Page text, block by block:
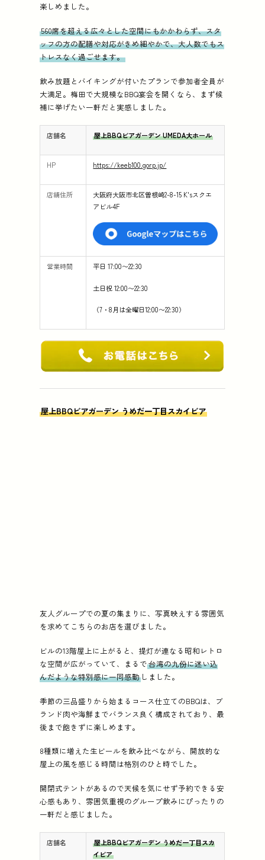
楽しめました。
560席を超える広々とした空間にもかかわらず、スタ
ッフの方の配膳や対応がきめ細やかで、大人数でもス
トレスなく過ごせます。
飲み放題とバイキングが付いたプランで参加者全員が
大満足。梅田で大規模なBBQ宴会を開くなら、まず候
補に挙げたい一軒だと実感しました。
店舗名 屋上BBQビアガーデン UMEDA大ホール
HP https://keeb100.gorp.jp/
店舗住所
大阪府大阪市北区曽根崎2-8-15 K'sスクエ
アビル4F
営業時間 平日 17:00〜22:30
土日祝 12:00〜22:30
（7・8月は全曜日12:00〜22:30）
屋上BBQビアガーデン うめだ一丁目スカイビア
友人グループでの夏の集まりに、写真映えする雰囲気
を求めてこちらのお店を選びました。
ビルの13階屋上に上がると、提灯が連なる昭和レトロ
な空間が広がっていて、まるで台湾の九份に迷い込
んだような特別感に一同感動 しました。
季節の三品盛りから始まるコース仕立てのBBQは、ブ
ランド肉や海鮮までバランス良く構成されており、最
後まで飽きずに楽しめます。
8種類に増えた生ビールを飲み比べながら、開放的な
屋上の風を感じる時間は格別のひと時でした。
開閉式テントがあるので天候を気にせず予約できる安
心感もあり、雰囲気重視のグループ飲みにぴったりの
一軒だと感じました。
店舗名
屋上BBQビアガーデン うめだ一丁目スカ
イビア